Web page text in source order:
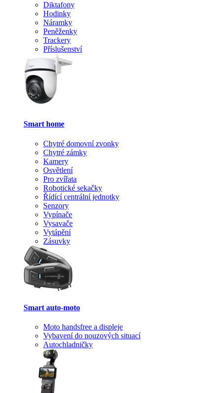
Diktafony
Hodinky
Náramky
Peněženky
Trackery
Příslušenství
Smart home
Chytré domovní zvonky
Chytré zámky
Kamery
Osvětlení
Pro zvířata
Robotické sekačky
Řídící centrální jednotky
Senzory
Vypínače
Vysavače
Vytápění
Zásuvky
Smart auto-moto
Moto handsfree a displeje
Vybavení do nouzových situací
Autochladničky